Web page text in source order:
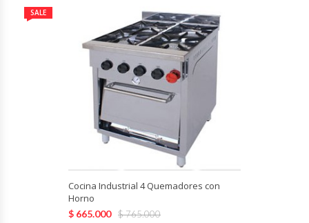
Cocedoras De Pastas
Cocinas Industriales
Encimeras Eléctricas
Congeladoras Tapa De Vidrio
Congeladoras Tapa Dura
Congeladores Verticales
SALE
Cocina Industrial 4 Quemadores con
Horno
$765.000
$ 665.000